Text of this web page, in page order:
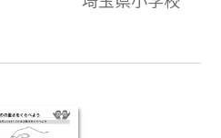
２次では，第１次に学
実験機を用いて，てこ
。